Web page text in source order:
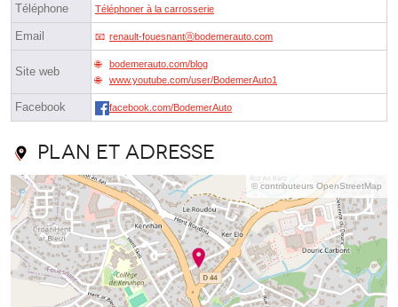
Téléphone Téléphoner à la carrosserie
Email renault-fouesnantⓐbodemerauto.com
Site web
bodemerauto.com/blog
www.youtube.com/user/BodemerAuto1
Facebook facebook.com/BodemerAuto
Plan et adresse
© contributeurs OpenStreetMap